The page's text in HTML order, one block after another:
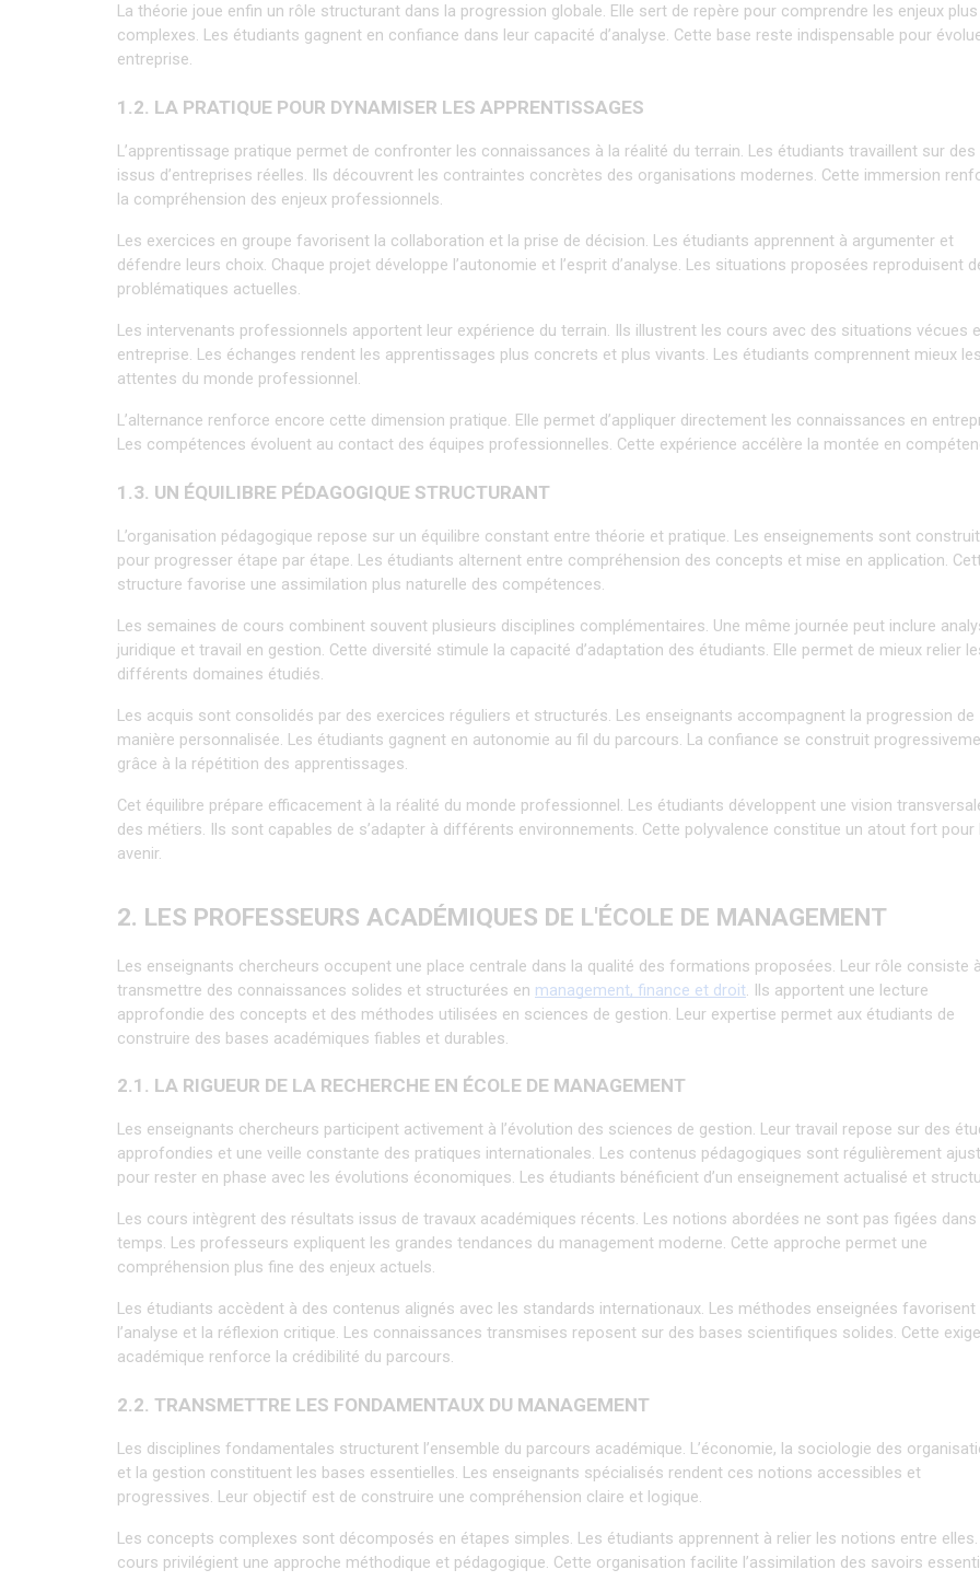
La théorie joue enfin un rôle structurant dans la progression globale. Elle sert de repère pour comprendre les enjeux plus
complexes. Les étudiants gagnent en confiance dans leur capacité d’analyse. Cette base reste indispensable pour
entreprise.
1.2. LA PRATIQUE POUR DYNAMISER LES APPRENTISSAGES
L’apprentissage pratique permet de confronter les connaissances à la réalité du terrain. Les étudiants travaillent sur
issus d’entreprises réelles. Ils découvrent les contraintes concrètes des organisations modernes. Cette immersion
la compréhension des enjeux professionnels.
Les exercices en groupe favorisent la collaboration et la prise de décision. Les étudiants apprennent à argumenter et
défendre leurs choix. Chaque projet développe l’autonomie et l’esprit d’analyse. Les situations proposées reproduisent
problématiques actuelles.
Les intervenants professionnels apportent leur expérience du terrain. Ils illustrent les cours avec des situations vécues
entreprise. Les échanges rendent les apprentissages plus concrets et plus vivants. Les étudiants comprennent mieux
attentes du monde professionnel.
L’alternance renforce encore cette dimension pratique. Elle permet d’appliquer directement les connaissances en
Les compétences évoluent au contact des équipes professionnelles. Cette expérience accélère la montée en
1.3. UN ÉQUILIBRE PÉDAGOGIQUE STRUCTURANT
L’organisation pédagogique repose sur un équilibre constant entre théorie et pratique. Les enseignements sont
pour progresser étape par étape. Les étudiants alternent entre compréhension des concepts et mise en application.
structure favorise une assimilation plus naturelle des compétences.
Les semaines de cours combinent souvent plusieurs disciplines complémentaires. Une même journée peut inclure
juridique et travail en gestion. Cette diversité stimule la capacité d’adaptation des étudiants. Elle permet de mieux relier
différents domaines étudiés.
Les acquis sont consolidés par des exercices réguliers et structurés. Les enseignants accompagnent la progression de
manière personnalisée. Les étudiants gagnent en autonomie au fil du parcours. La confiance se construit
grâce à la répétition des apprentissages.
Cet équilibre prépare efficacement à la réalité du monde professionnel. Les étudiants développent une vision
des métiers. Ils sont capables de s’adapter à différents environnements. Cette polyvalence constitue un atout fort pour
avenir.
2. LES PROFESSEURS ACADÉMIQUES DE L'ÉCOLE DE MANAGEMENT
Les enseignants chercheurs occupent une place centrale dans la qualité des formations proposées. Leur rôle consiste
transmettre des connaissances solides et structurées en management, finance et droit. Ils apportent une lecture
approfondie des concepts et des méthodes utilisées en sciences de gestion. Leur expertise permet aux étudiants de
construire des bases académiques fiables et durables.
2.1. LA RIGUEUR DE LA RECHERCHE EN ÉCOLE DE MANAGEMENT
Les enseignants chercheurs participent activement à l’évolution des sciences de gestion. Leur travail repose sur des
approfondies et une veille constante des pratiques internationales. Les contenus pédagogiques sont régulièrement
pour rester en phase avec les évolutions économiques. Les étudiants bénéficient d’un enseignement actualisé et
Les cours intègrent des résultats issus de travaux académiques récents. Les notions abordées ne sont pas figées dans
temps. Les professeurs expliquent les grandes tendances du management moderne. Cette approche permet une
compréhension plus fine des enjeux actuels.
Les étudiants accèdent à des contenus alignés avec les standards internationaux. Les méthodes enseignées favorisent
l’analyse et la réflexion critique. Les connaissances transmises reposent sur des bases scientifiques solides. Cette
académique renforce la crédibilité du parcours.
2.2. TRANSMETTRE LES FONDAMENTAUX DU MANAGEMENT
Les disciplines fondamentales structurent l’ensemble du parcours académique. L’économie, la sociologie des
et la gestion constituent les bases essentielles. Les enseignants spécialisés rendent ces notions accessibles et
progressives. Leur objectif est de construire une compréhension claire et logique.
Les concepts complexes sont décomposés en étapes simples. Les étudiants apprennent à relier les notions entre
cours privilégient une approche méthodique et pédagogique. Cette organisation facilite l’assimilation des savoirs